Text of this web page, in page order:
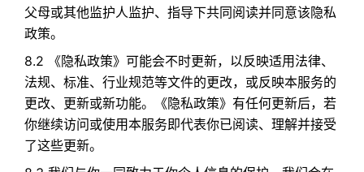
父母或其他监护人监护、指导下共同阅读并同意该隐私
政策。
8.2 《隐私政策》可能会不时更新，以反映适用法律、
法规、标准、行业规范等文件的更改，或反映本服务的
更改、更新或新功能。《隐私政策》有任何更新后，若
你继续访问或使用本服务即代表你已阅读、理解并接受
了这些更新。